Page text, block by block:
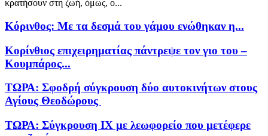
κρατήσουν στη ζωή, όμως, ο...
Κόρινθος: Με τα δεσμά του γάμου ενώθηκαν η...
Κορίνθιος επιχειρηματίας πάντρεψε τον γιο του –
Κουμπάρος...
ΤΩΡΑ: Σφοδρή σύγκρουση δύο αυτοκινήτων στους
Αγίους Θεοδώρους
ΤΩΡΑ: Σύγκρουση ΙΧ με λεωφορείο που μετέφερε